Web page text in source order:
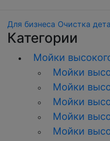
Для бизнеса Очистка
Категории
Мойки
Мойки
Мойки
Мойки
Мойки
Мойки